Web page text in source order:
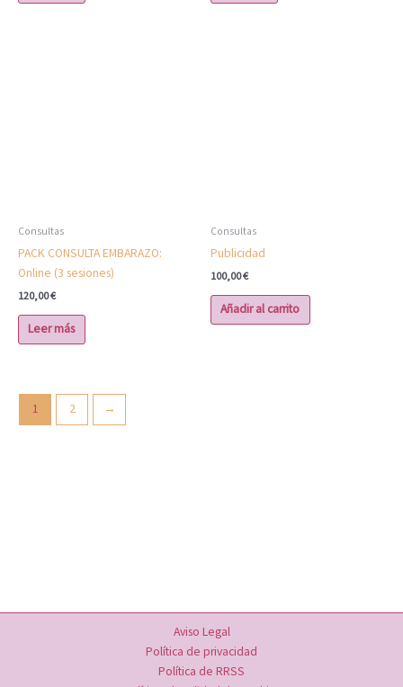
Consultas
PACK CONSULTA EMBARAZO:
Online (3 sesiones)
120,00€
Leer más
Consultas
Publicidad
100,00€
Añadir al carrito
1 2 →
Aviso Legal
Política de privacidad
Política de RRSS